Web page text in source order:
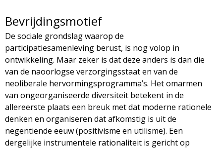
Bevrijdingsmotief
De sociale grondslag waarop de
participatiesamenleving berust, is nog volop in
ontwikkeling. Maar zeker is dat deze anders is dan die
van de naoorlogse verzorgingsstaat en van de
neoliberale hervormingsprogramma’s. Het omarmen
van ongeorganiseerde diversiteit betekent in de
allereerste plaats een breuk met dat moderne rationele
denken en organiseren dat afkomstig is uit de
negentiende eeuw (positivisme en utilisme). Een
dergelijke instrumentele rationaliteit is gericht op